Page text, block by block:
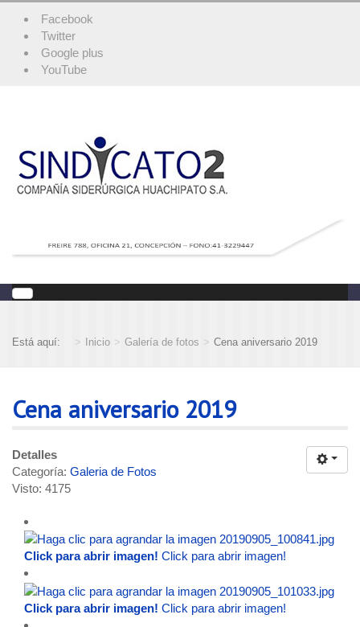
Facebook
Twitter
Google plus
YouTube
Está aquí: Inicio Galería de fotos Cena aniversario 2019
Cena aniversario 2019
Detalles
Categoría: Galeria de Fotos
Visto: 4175
Click para abrir imagen! Click para abrir imagen!
Click para abrir imagen! Click para abrir imagen!